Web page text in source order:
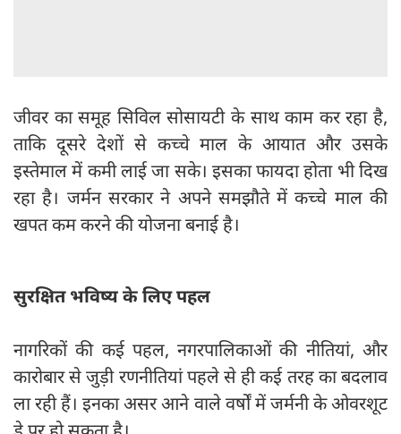
जीवर का समूह सिविल सोसायटी के साथ काम कर रहा है,
ताकि दूसरे देशों से कच्चे माल के आयात और उसके
इस्तेमाल में कमी लाई जा सके। इसका फायदा होता भी दिख
रहा है। जर्मन सरकार ने अपने समझौते में कच्चे माल की
खपत कम करने की योजना बनाई है।
सुरक्षित भविष्य के लिए पहल
नागरिकों की कई पहल, नगरपालिकाओं की नीतियां, और
कारोबार से जुड़ी रणनीतियां पहले से ही कई तरह का बदलाव
ला रही हैं। इनका असर आने वाले वर्षों में जर्मनी के ओवरशूट